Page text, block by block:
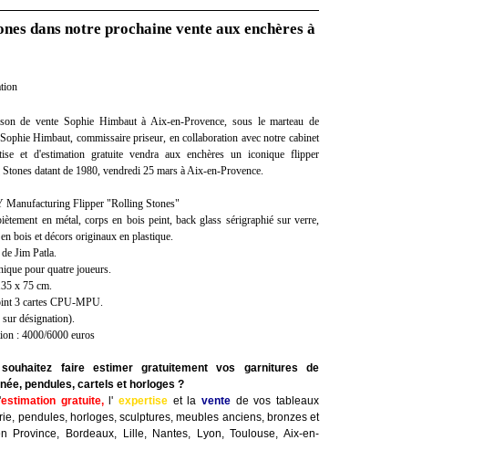
dans notre prochaine vente aux enchères à
de vente Sophie Himbaut à Aix-en-Provence, sous le marteau de
Himbaut, commissaire priseur, en collaboration avec notre cabinet
et d'estimation gratuite vendra aux enchères un iconique flipper
datant de 1980, vendredi 25 mars à Aix-en-Provence.
Manufacturing Flipper "Rolling Stones"
en métal, corps en bois peint, back glass sérigraphié sur verre,
bois et décors originaux en plastique.
Jim Patla.
pour quatre joueurs.
x 75 cm.
3 cartes CPU-MPU.
désignation).
: 4000/6000 euros
faire estimer gratuitement vos garnitures de
pendules, cartels et horloges ?
estimation gratuite, l' expertise et lavente de vos tableaux
pendules, horloges, sculptures, meubles anciens, bronzes et
Bordeaux, Lille, Nantes, Lyon, Toulouse, Aix-en-